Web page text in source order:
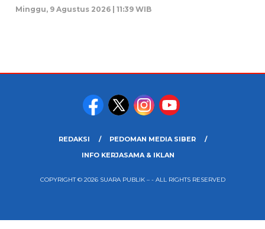
Minggu, 9 Agustus 2026 | 11:39 WIB
REDAKSI
PEDOMAN MEDIA SIBER
INFO KERJASAMA & IKLAN
COPYRIGHT © 2026 SUARA PUBLIK – - ALL RIGHTS RESERVED